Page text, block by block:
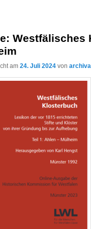
Westfälisches
am24. Juli 2024 von